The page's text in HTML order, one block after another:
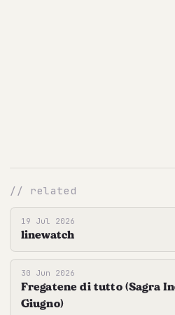
// related
19 Jul 2026
linewatch
30 Jun 2026
Fregatene di tutto (Sagra
Giugno)